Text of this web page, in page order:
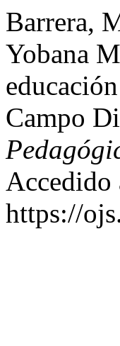
Barrera,
Yobana
Campo
Accedido
https://